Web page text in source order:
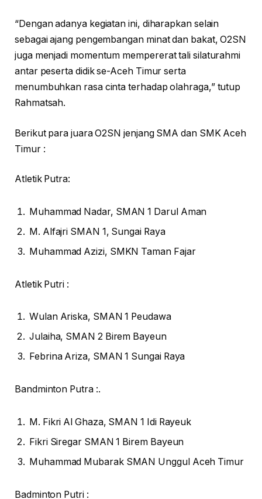
“Dengan adanya kegiatan ini, diharapkan selain
sebagai ajang pengembangan minat dan bakat, O2SN
juga menjadi momentum mempererat tali silaturahmi
antar peserta didik se-Aceh Timur serta
menumbuhkan rasa cinta terhadap olahraga,” tutup
Rahmatsah.
Berikut para juara O2SN jenjang SMA dan SMK Aceh
Timur :
Atletik Putra:
Muhammad Nadar, SMAN 1 Darul Aman
M. Alfajri SMAN 1, Sungai Raya
Muhammad Azizi, SMKN Taman Fajar
Atletik Putri :
Wulan Ariska, SMAN 1 Peudawa
Julaiha, SMAN 2 Birem Bayeun
Febrina Ariza, SMAN 1 Sungai Raya
Bandminton Putra :.
M. Fikri Al Ghaza, SMAN 1 Idi Rayeuk
Fikri Siregar SMAN 1 Birem Bayeun
Muhammad Mubarak SMAN Unggul Aceh Timur
Badminton Putri :